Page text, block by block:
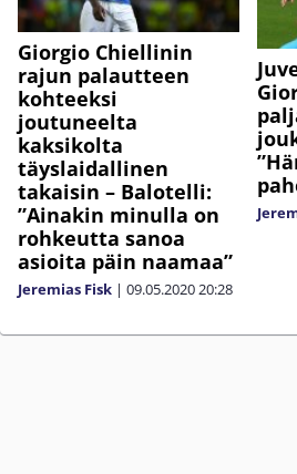
Giorgio Chiellinin
rajun palautteen
kohteeksi
joutuneelta
kaksikolta
täyslaidallinen
takaisin – Balotelli:
”Ainakin minulla on
rohkeutta sanoa
asioita päin naamaa”
Jeremias Fisk | 09.05.202020:28